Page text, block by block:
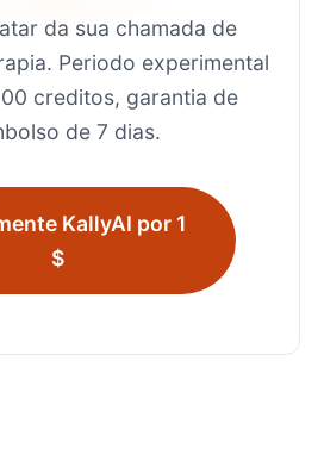
da sua chamada de
. Periodo experimental
creditos, garantia de
de 7 dias.
KallyAI por 1
$